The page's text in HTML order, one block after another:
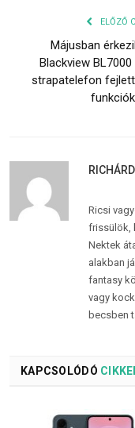
ELŐZŐ
Májusban
Blackview BL7000
strapatelefon
RICHÁRD
Ricsi
frissülök,
Nektek
alakban
fantasy
vagy
becsben
KAPCSOLÓDÓ